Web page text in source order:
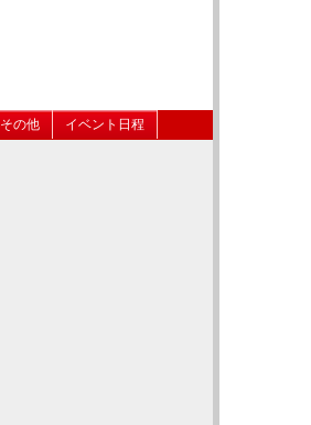
その他 イベント日程